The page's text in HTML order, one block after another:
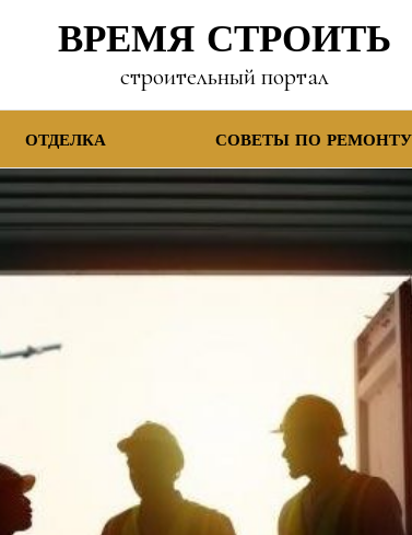
ВРЕМЯ СТРОИТЬ
строительный портал
ОТДЕЛКА СОВЕТЫ ПО РЕМОНТУ